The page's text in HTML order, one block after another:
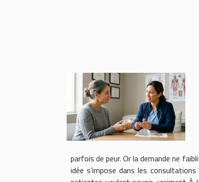
parfois de peur. Or la demande ne
idée s’impose dans les